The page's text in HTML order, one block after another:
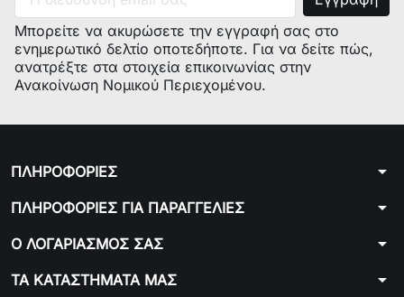
E-Nr. : KGN49P74/01
E-Nr. : KGN49S50/03
E-Nr. : KGU36193/08
E-Nr. : KDN40A76/02
E-Nr. : KGN49AL20/01
E-Nr. : KGN57AI22/12
Μπορείτε να ακυρώσετε την εγγραφή σας στο
ενημερωτικό δελτίο οποτεδήποτε. Για να δείτε πώς,
ανατρέξτε στα στοιχεία επικοινωνίας στην
Ανακοίνωση Νομικού Περιεχομένου.
ΠΛΗΡΟΦΟΡΙΕΣ arrow_drop_down
ΠΛΗΡΟΦΟΡΙΕΣ ΓΙΑ ΠΑΡΑΓΓΕΛΙΕΣ arrow_drop_down
Ο ΛΟΓΑΡΙΑΣΜΟΣ ΣΑΣ arrow_drop_down
ΤΑ ΚΑΤΑΣΤΗΜΑΤΑ ΜΑΣ arrow_drop_down